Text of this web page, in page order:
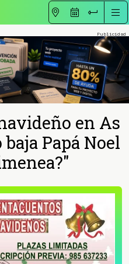
en As
baja Papá Noel